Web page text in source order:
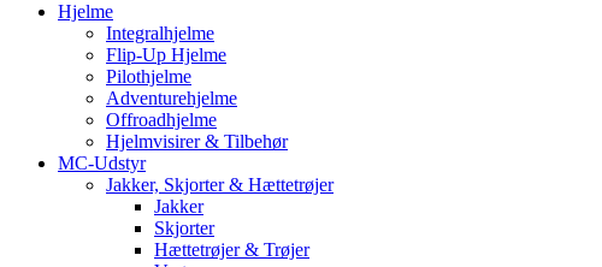
Hjelme
Integralhjelme
Flip-Up Hjelme
Pilothjelme
Adventurehjelme
Offroadhjelme
Hjelmvisirer & Tilbehør
MC-Udstyr
Jakker, Skjorter & Hættetrøjer
Jakker
Skjorter
Hættetrøjer & Trøjer